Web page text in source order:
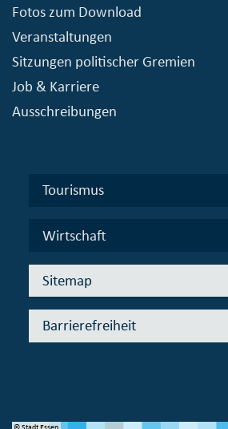
Fotos zum Download
Veranstaltungen
Sitzungen politischer Gremien
Job & Karriere
Ausschreibungen
Tourismus
Wirtschaft
Sitemap
Barrierefreiheit
© Stadt Essen